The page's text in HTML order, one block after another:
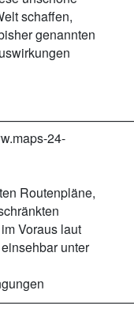
schaffen,
genannten
24-
Routenpläne,
Voraus laut
unter